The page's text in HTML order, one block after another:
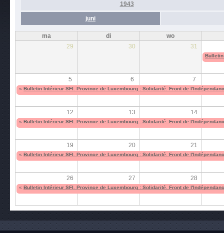
1943
juni
ma di
wo
29
30 31
5 6 7
« Bulletin Intérieur SFI. Province de Luxembourg : Solidarité. Front de
12 13 14
« Bulletin Intérieur SFI. Province de Luxembourg : Solidarité. Front de
19 20 21
« Bulletin Intérieur SFI. Province de Luxembourg : Solidarité. Front de
26 27 28
« Bulletin Intérieur SFI. Province de Luxembourg : Solidarité. Front de